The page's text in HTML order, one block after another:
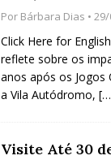
Por Bárbara Dias •
Click Here for
reflete sobre os
anos após os Jogos
a Vila Autódromo,
Visite Até 30